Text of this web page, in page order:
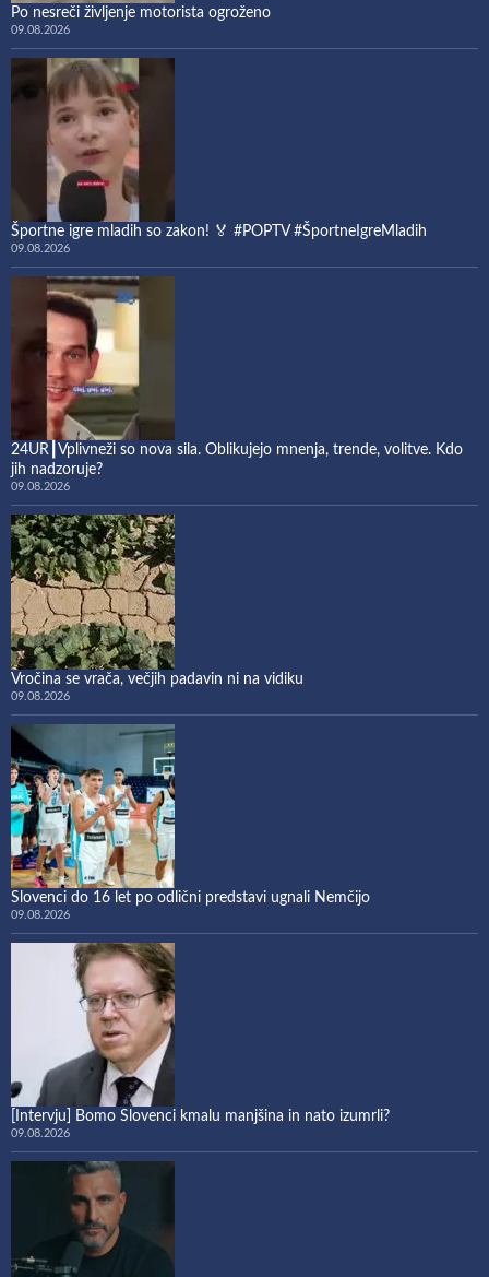
Po nesreči življenje motorista ogroženo
09.08.2026
Športne igre mladih so zakon! 🏅 #POPTV #ŠportneIgreMladih
09.08.2026
24UR┃Vplivneži so nova sila. Oblikujejo mnenja, trende, volitve. Kdo
jih nadzoruje?
09.08.2026
Vročina se vrača, večjih padavin ni na vidiku
09.08.2026
Slovenci do 16 let po odlični predstavi ugnali Nemčijo
09.08.2026
[Intervju] Bomo Slovenci kmalu manjšina in nato izumrli?
09.08.2026